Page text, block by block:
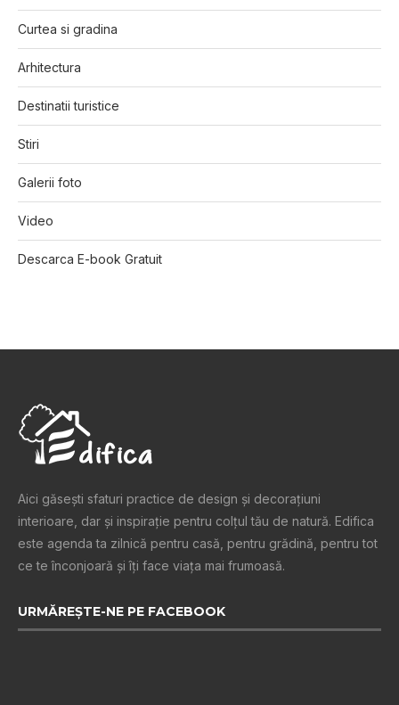
Curtea si gradina
Arhitectura
Destinatii turistice
Stiri
Galerii foto
Video
Descarca E-book Gratuit
Aici găsești sfaturi practice de design şi decoraţiuni
interioare, dar și inspiraţie pentru colţul tău de natură. Edifica
este agenda ta zilnică pentru casă, pentru grădină, pentru tot
ce te înconjoară şi îţi face viaţa mai frumoasă.
URMĂREȘTE-NE PE FACEBOOK